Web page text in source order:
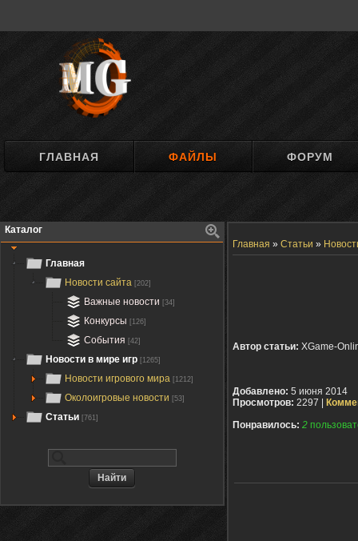
ГЛАВНАЯ ФАЙЛЫ ФОРУМ
Каталог
Главная
Новости сайта [202]
Важные новости [34]
Конкурсы [126]
События [42]
Новости в мире игр [1265]
Новости игрового мира [1212]
Околоигровые новости [53]
Статьи [761]
Главная » Статьи »
Автор статьи: XGame-
Добавлено: 5 июня 2014
Просмотров: 2297 |
Понравилось: 2